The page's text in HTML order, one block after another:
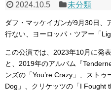
2024.10.5 未分類
ダフ・マッケイガンが9月30日、
行ない、ヨーロッパ・ツアー「
この公演では、2023年10月に発
と、2019年のアルバム『
ンズの「You’re Crazy」、スト
Dog」、クリケッツの「I Fought